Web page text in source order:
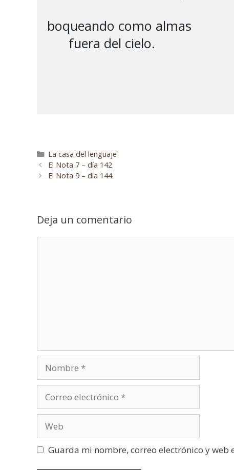
boqueando como almas
fuera del cielo.
La casa del lenguaje
El Nota 7 – día 142
El Nota 9 – día 144
Deja un comentario
Guarda mi nombre, correo electrónico y web